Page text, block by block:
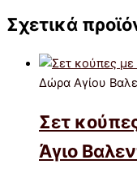
Σχετικά
Δώρα Αγίου
Σετ
Άγιο